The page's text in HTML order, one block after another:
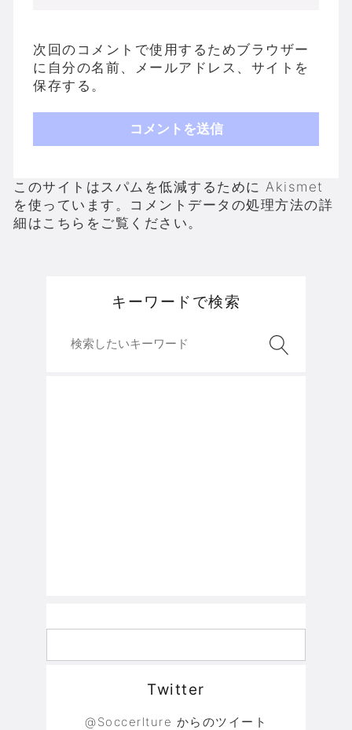
次回のコメントで使用するためブラウザー
に自分の名前、メールアドレス、サイトを
保存する。
このサイトはスパムを低減するために Akismet
を使っています。 コメントデータの処理方法の詳
細はこちらをご覧ください。
キーワードで検索
Twitter
@Soccerlture からのツイート